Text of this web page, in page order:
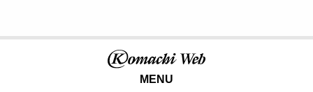
MENU